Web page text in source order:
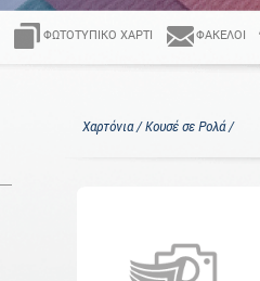
ΦΩΤΟΤΥΠΙΚΌ ΧΑΡΤΊ ΦΆΚΕΛΟΙ
Χαρτόνια / Κουσέ σε Ρολά /